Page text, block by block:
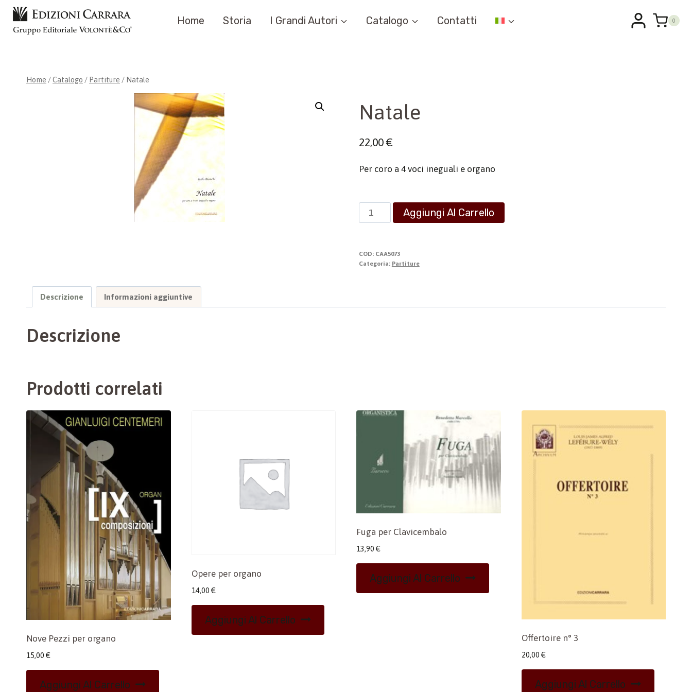
Salta
contenuto
Home Storia I Grandi Autori Catalogo Contatti 0
Home /Catalogo / Partiture / Natale
Natale
22,00€
Per coro a 4 voci ineguali e organo
Natale
quantità
Aggiungi Al Carrello
COD: CAA5073
Categoria: Partiture
Descrizione Informazioni aggiuntive
Descrizione
Prodotti correlati
Nove Pezzi per organo
15,00 €
Aggiungi Al Carrello
Opere per organo
14,00 €
Aggiungi Al Carrello
Fuga per Clavicembalo
13,90 €
Aggiungi Al Carrello
Offertoire n° 3
20,00 €
Aggiungi Al Carrello